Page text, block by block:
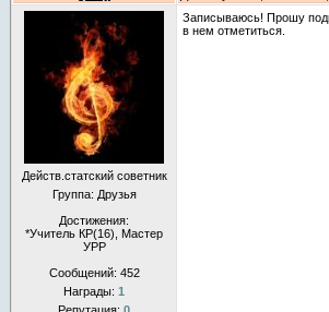
Действ.статский советник
Группа: Друзья
Достижения:
*Учитель КР(16), Мастер
УРР
Сообщений: 452
Награды: 1
Записываюсь! Прошу
в нем отметиться.